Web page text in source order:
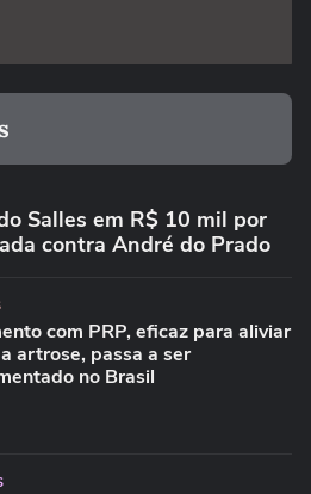
Salles em R$ 10 mil por
contra André do Prado
com PRP, eficaz para aliviar
artrose, passa a ser
no Brasil